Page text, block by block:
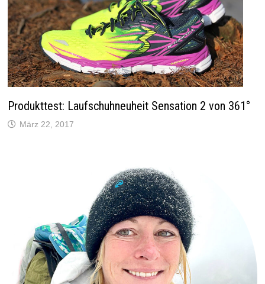
Produkttest: Laufschuhneuheit Sensation 2 von 361°
März 22, 2017